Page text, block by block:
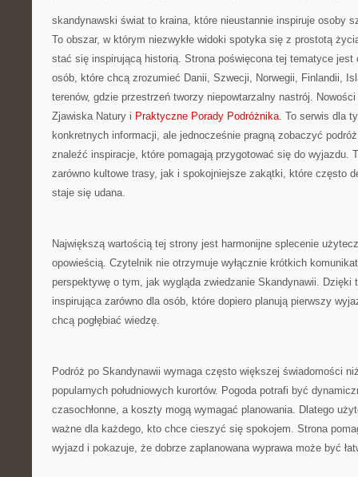
skandynawski świat to kraina, które nieustannie inspiruje osoby
To obszar, w którym niezwykłe widoki spotyka się z prostotą
stać się inspirującą historią. Strona poświęcona tej tematyce jest
osób, które chcą zrozumieć Danii, Szwecji, Norwegii, Finlandii,
terenów, gdzie przestrzeń tworzy niepowtarzalny nastrój.
Zjawiska Natury i Praktyczne Porady Podróżnika. To serwis dla
konkretnych informacji, ale jednocześnie pragną zobaczyć
znaleźć inspiracje, które pomagają przygotować się do wyjazdu.
zarówno kultowe trasy, jak i spokojniejsze zakątki, które często
staje się udana.
Największą wartością tej strony jest harmonijne splecenie
opowieścią. Czytelnik nie otrzymuje wyłącznie krótkich
perspektywę o tym, jak wygląda zwiedzanie Skandynawii. Dzięki
inspirująca zarówno dla osób, które dopiero planują pierwszy
chcą pogłębiać wiedzę.
Podróż po Skandynawii wymaga często większej świadomości
popularnych południowych kurortów. Pogoda potrafi być
czasochłonne, a koszty mogą wymagać planowania. Dlatego
ważne dla każdego, kto chce cieszyć się spokojem. Strona
wyjazd i pokazuje, że dobrze zaplanowana wyprawa może być